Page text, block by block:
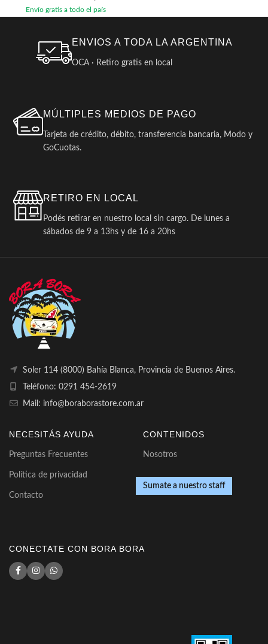
Envío gratis a todo el país
ENVIOS A TODA LA ARGENTINA
OCA · Retiro gratis en local
MÚLTIPLES MEDIOS DE PAGO
Tarjeta de crédito, débito, transferencia bancaria, Modo y
GoCuotas.
RETIRO EN LOCAL
Podés retirar en nuestro local sin cargo. De lunes a
sábados de 9 a 13hs y de 16 a 20hs
Soler 114 (8000) Bahía Blanca, Provincia de Buenos Aires.
Teléfono: 0291 454-2619
Mail: info@boraborastore.com.ar
NECESITÁS AYUDA
Preguntas Frecuentes
Política de privacidad
Contacto
CONTENIDOS
Nosotros
Sumate a nuestro staff
CONECTATE CON BORA BORA